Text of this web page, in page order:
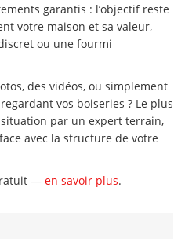
garantis : l’objectif reste
votre maison et sa valeur,
ou une fourmi
des vidéos, ou simplement
vos boiseries ? Le plus
par un expert terrain,
avec la structure de votre
— en savoir plus.